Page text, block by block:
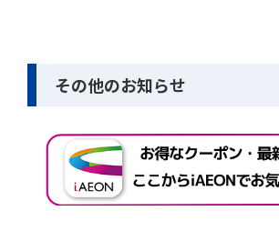
その他のお知らせ